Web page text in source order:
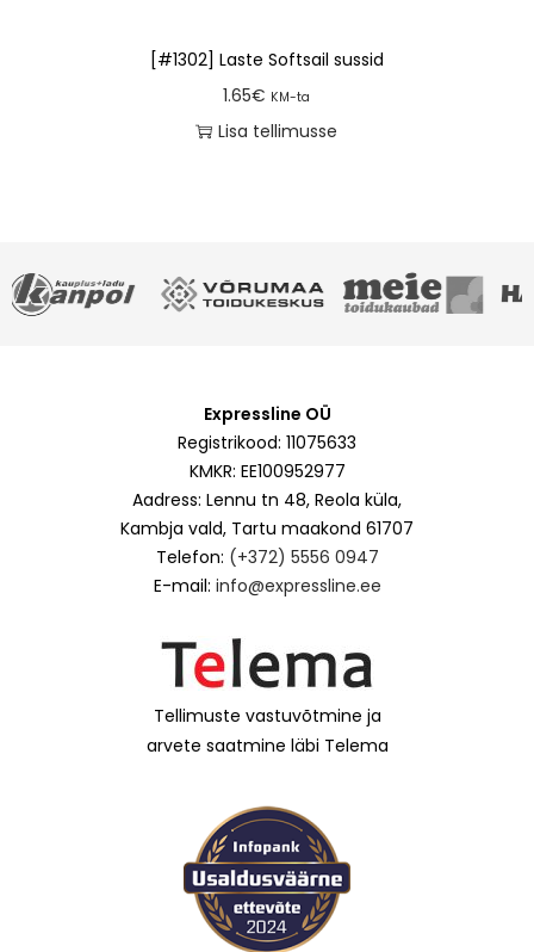
[#1302] Laste Softsail sussid
1.65€ KM-ta
Lisa tellimusse
Expressline OÜ
Registrikood: 11075633
KMKR: EE100952977
Aadress: Lennu tn 48, Reola küla,
Kambja vald, Tartu maakond 61707
Telefon: (+372) 5556 0947
E-mail: info@expressline.ee
Tellimuste vastuvõtmine ja
arvete saatmine läbi Telema